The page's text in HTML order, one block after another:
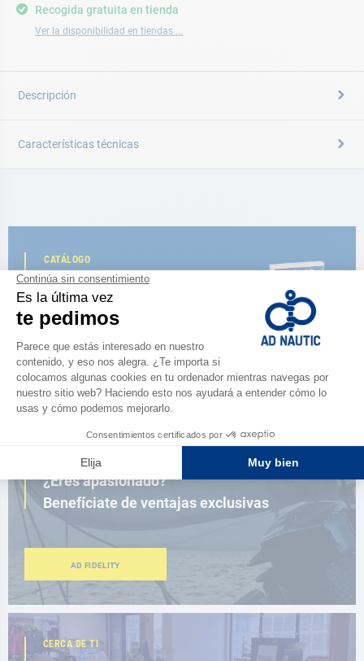
Recogida gratuita en tienda
Ver la disponibilidad en tiendas ...
Descripción
Características técnicas
CATÁLOGO
Descubre
la nueva guía AD 2026
NAVEGAR POR EL CATÁLOGO
¿Eres apasionado?
Benefíciate de ventajas exclusivas
AD FIDELITY
CERCA DE TI